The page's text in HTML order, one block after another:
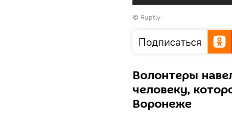
© Ruptly
Подписаться
Волонтеры
человеку,
Воронеже